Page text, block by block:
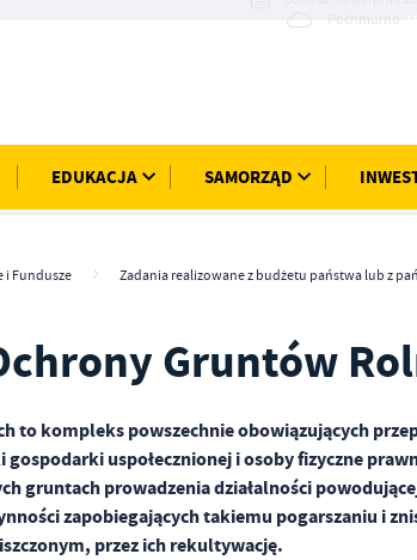
Pochmurno
EDUKACJA SAMORZĄD
i Fundusze Zadania realizowane z budżetu państwa lub z
Gruntów
to kompleks powszechnie obowiązujących
uspołecznionej i osoby fizyczne
gruntach prowadzenia działalności
zapobiegających takiemu pogarszaniu i
przez ich rekultywację.